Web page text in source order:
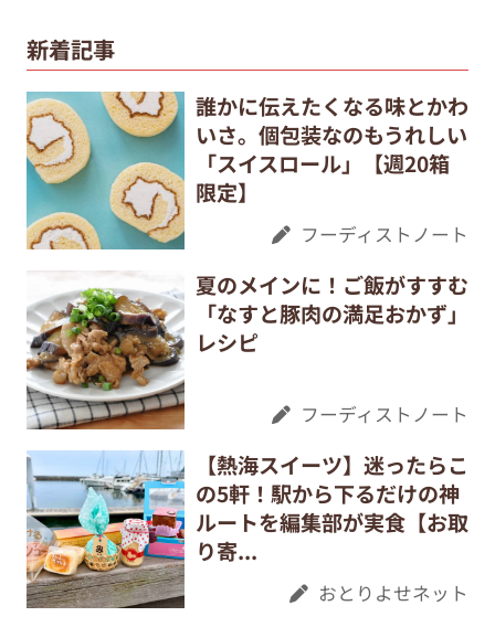
新着記事
誰かに伝えたくなる味とかわ
いさ。個包装なのもうれしい
「スイスロール」【週20箱
限定】
フーディストノート
夏のメインに！ご飯がすすむ
「なすと豚肉の満足おかず」
レシピ
フーディストノート
【熱海スイーツ】迷ったらこ
の5軒！駅から下るだけの神
ルートを編集部が実食【お取
り寄...
おとりよせネット